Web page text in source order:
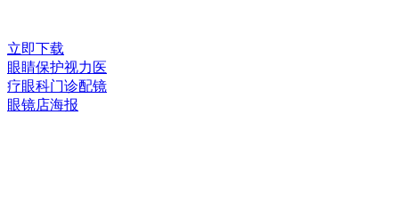
立即下载
眼睛保护视力医
疗眼科门诊配镜
眼镜店海报